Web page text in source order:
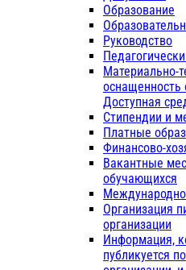
Образование
Руководство
Материально-
оснащенность
Доступная
Стипендии и
Платные
Финансово-
Вакантные
обучающихся
Организация
организации
Информация,
публикуется